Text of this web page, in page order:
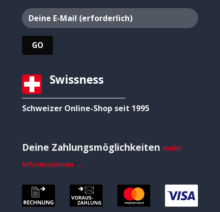
Swissness
Schweizer Online-Shop seit 1995
Deine Zahlungsmöglichkeiten mehr
Informationen →